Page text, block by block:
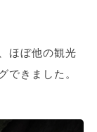
ほぼ他の観光
できました。